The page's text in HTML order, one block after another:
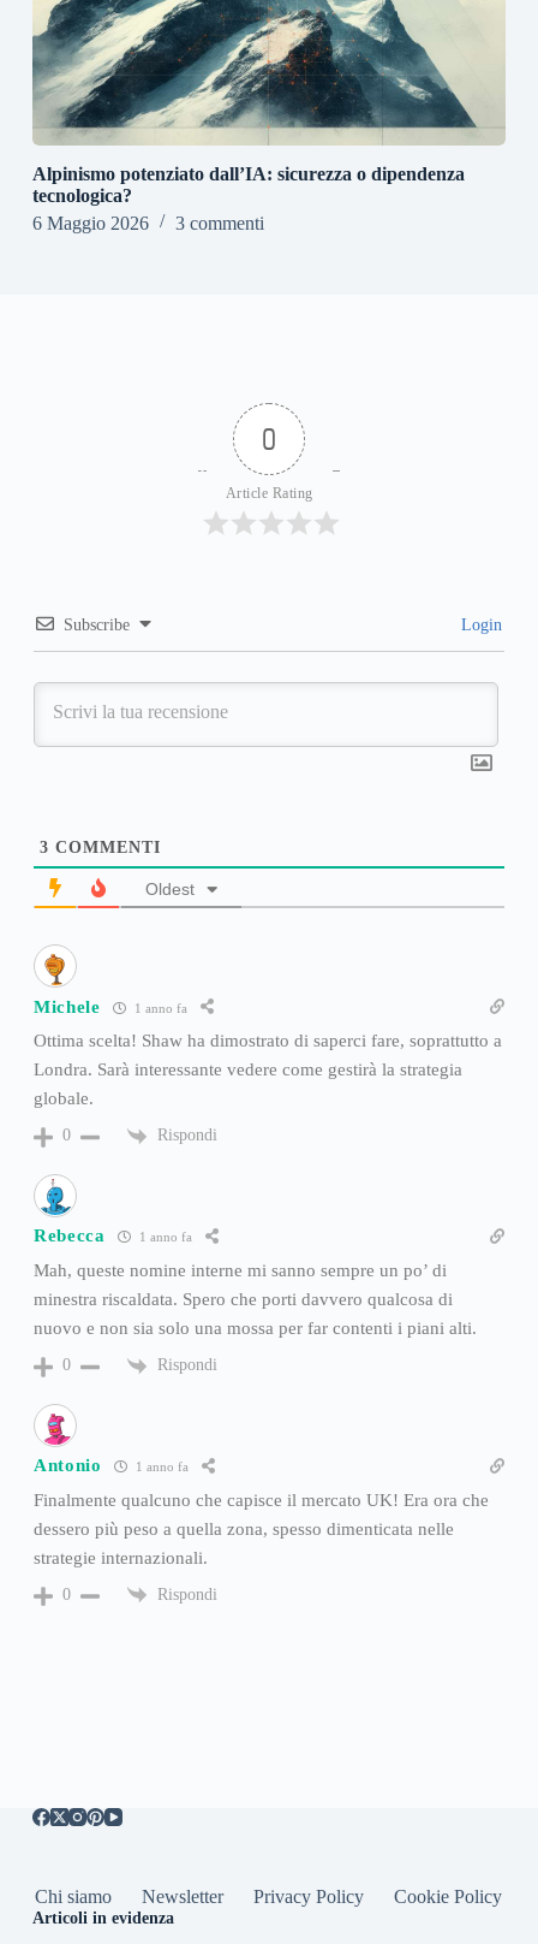
Alpinismo potenziato dall’IA: sicurezza o dipendenza
tecnologica?
6 Maggio 2026
3 commenti
0
Article Rating
Subscribe Login
3 COMMENTI
Oldest
Michele 1 anno fa
Ottima scelta! Shaw ha dimostrato di saperci fare, soprattutto a
Londra. Sarà interessante vedere come gestirà la strategia
globale.
0 Rispondi
Rebecca 1 anno fa
Mah, queste nomine interne mi sanno sempre un po’ di
minestra riscaldata. Spero che porti davvero qualcosa di
nuovo e non sia solo una mossa per far contenti i piani alti.
0 Rispondi
Antonio 1 anno fa
Finalmente qualcuno che capisce il mercato UK! Era ora che
dessero più peso a quella zona, spesso dimenticata nelle
strategie internazionali.
0 Rispondi
Chi siamo Newsletter Privacy Policy Cookie Policy
Articoli in evidenza